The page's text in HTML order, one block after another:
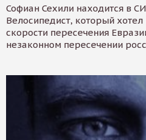
Софиан Сехили находится в
Велосипедист, который
скорости пересечения
незаконном пересечении